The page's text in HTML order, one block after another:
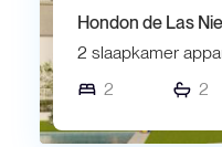
Hondon de Las
2 slaapkamer
2
2